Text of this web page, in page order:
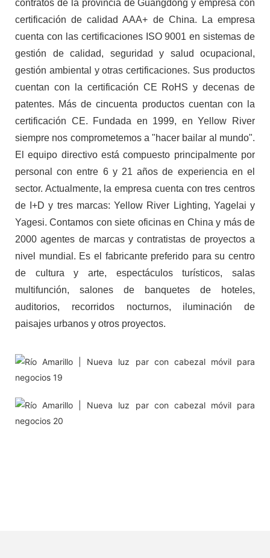
contratos de la provincia de Guangdong y empresa con
certificación de calidad AAA+ de China. La empresa
cuenta con las certificaciones ISO 9001 en sistemas de
gestión de calidad, seguridad y salud ocupacional,
gestión ambiental y otras certificaciones. Sus productos
cuentan con la certificación CE RoHS y decenas de
patentes. Más de cincuenta productos cuentan con la
certificación CE. Fundada en 1999, en Yellow River
siempre nos comprometemos a "hacer bailar al mundo".
El equipo directivo está compuesto principalmente por
personal con entre 6 y 21 años de experiencia en el
sector. Actualmente, la empresa cuenta con tres centros
de I+D y tres marcas: Yellow River Lighting, Yagelai y
Yagesi. Contamos con siete oficinas en China y más de
2000 agentes de marcas y contratistas de proyectos a
nivel mundial. Es el fabricante preferido para su centro
de cultura y arte, espectáculos turísticos, salas
multifunción, salones de banquetes de hoteles,
auditorios, recorridos nocturnos, iluminación de
paisajes urbanos y otros proyectos.